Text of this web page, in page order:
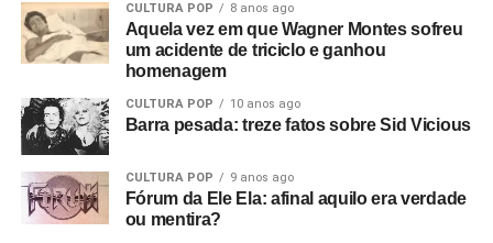
Local e endereço: ainda não divulgados oficialmente para
a edição de 2026
Ingresso: em breve
CULTURA POP 8 anos ago
Aquela vez em que Wagner Montes sofreu
um acidente de triciclo e ganhou
homenagem
CULTURA POP 10 anos ago
Barra pesada: treze fatos sobre Sid Vicious
CULTURA POP 9 anos ago
Fórum da Ele Ela: afinal aquilo era verdade
ou mentira?